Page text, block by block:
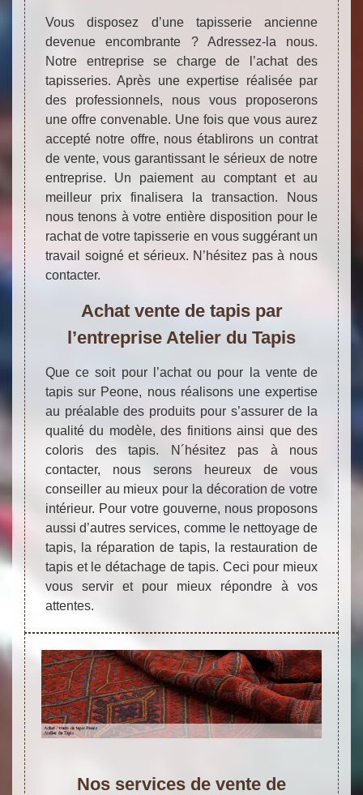
Vous disposez d’une tapisserie ancienne
devenue encombrante ? Adressez-la nous.
Notre entreprise se charge de l’achat des
tapisseries. Après une expertise réalisée par
des professionnels, nous vous proposerons
une offre convenable. Une fois que vous aurez
accepté notre offre, nous établirons un contrat
de vente, vous garantissant le sérieux de notre
entreprise. Un paiement au comptant et au
meilleur prix finalisera la transaction. Nous
nous tenons à votre entière disposition pour le
rachat de votre tapisserie en vous suggérant un
travail soigné et sérieux. N’hésitez pas à nous
contacter.
Achat vente de tapis par
l’entreprise Atelier du Tapis
Que ce soit pour l’achat ou pour la vente de
tapis sur Peone, nous réalisons une expertise
au préalable des produits pour s’assurer de la
qualité du modèle, des finitions ainsi que des
coloris des tapis. N´hésitez pas à nous
contacter, nous serons heureux de vous
conseiller au mieux pour la décoration de votre
intérieur. Pour votre gouverne, nous proposons
aussi d’autres services, comme le nettoyage de
tapis, la réparation de tapis, la restauration de
tapis et le détachage de tapis. Ceci pour mieux
vous servir et pour mieux répondre à vos
attentes.
Nos services de vente de